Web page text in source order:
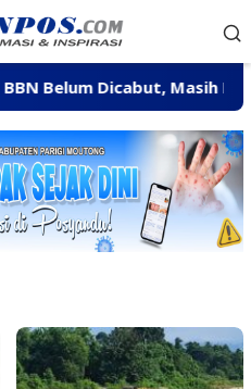
Dicabut, Masih